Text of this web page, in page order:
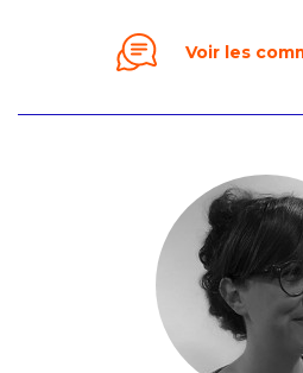
Voir les